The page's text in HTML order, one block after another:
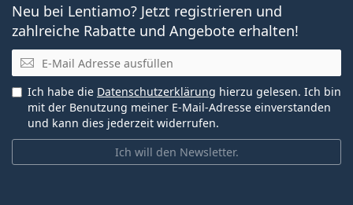
Neu bei Lentiamo? Jetzt registrieren und
zahlreiche Rabatte und Angebote erhalten!
E-Mail
Ich will den Newsletter.
Ich habe die Datenschutzerklärung hierzu gelesen. Ich bin
mit der Benutzung meiner E-Mail-Adresse einverstanden
und kann dies jederzeit widerrufen.